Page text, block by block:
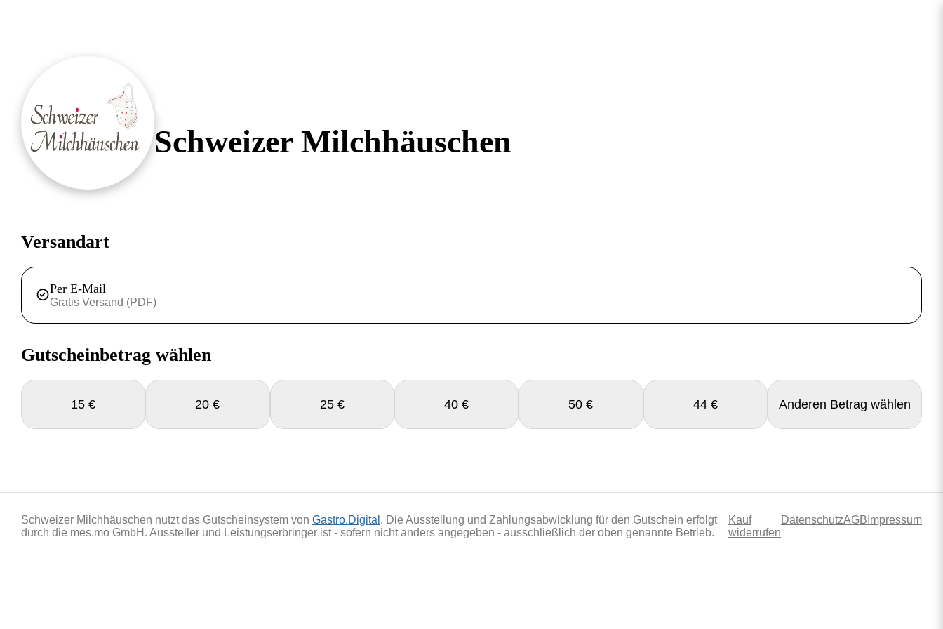
Schweizer Milchhäuschen
Versandart
Per E-Mail
Gratis Versand (PDF)
Gutscheinbetrag wählen
15 € 20 € 25 € 40 € 50 € 44 € Anderen Betrag wählen
Schweizer Milchhäuschen nutzt das Gutscheinsystem von Gastro.Digital . Die Ausstellung und Zahlungsabwicklung für den Gutschein erfolgt
durch die mes.mo GmbH. Aussteller und Leistungserbringer ist - sofern nicht anders angegeben - ausschließlich der oben genannte Betrieb.
Kauf
widerrufen
DatenschutzAGB Impressum